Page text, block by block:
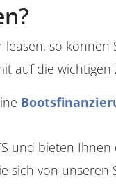
so können
auf die
und bieten
sich von